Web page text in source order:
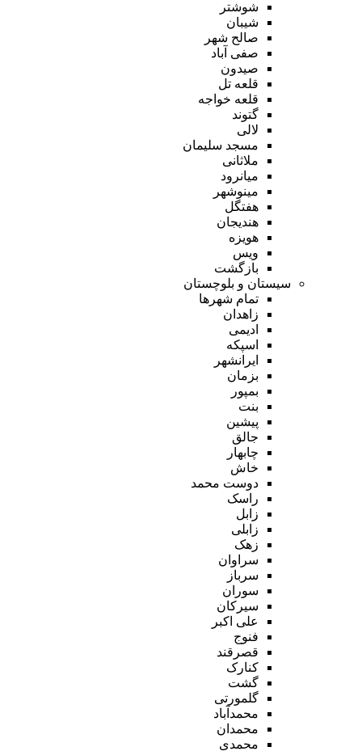
شوشتر
شیبان
صالح شهر
صفی آباد
صیدون
قلعه تل
قلعه خواجه
گتوند
لالی
مسجد سلیمان
ملاثانی
میانرود
مینوشهر
هفتگل
هندیجان
هویزه
ویس
بازگشت
سیستان و بلوچستان
تمام شهر‌ها
زاهدان
ادیمی
اسپکه
ایرانشهر
بزمان
بمپور
بنت
پیشین
جالق
چابهار
خاش
دوست محمد
راسک
زابل
زابلی
زهک
سراوان
سرباز
سوران
سیرکان
علی اکبر
فنوج
قصرقند
کنارک
گشت
گلمورتی
محمدآباد
محمدان
محمدی